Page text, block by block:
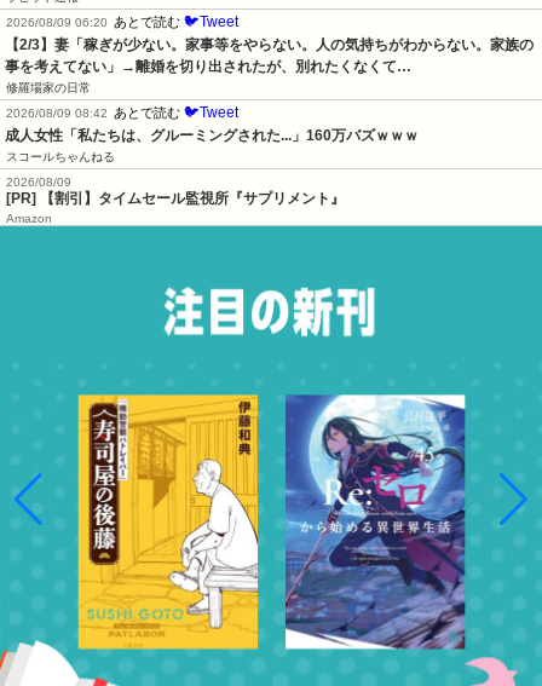
2026/08/09 06:20
あとで読む 🐦Tweet
【2/3】妻「稼ぎが少ない。家事等をやらない。人の気持ちがわからない。家族の
事を考えてない」→離婚を切り出されたが、別れたくなくて…
修羅場家の日常
2026/08/09 08:42
あとで読む 🐦Tweet
成人女性「私たちは、グルーミングされた...」160万バズｗｗｗ
スコールちゃんねる
2026/08/09
[PR] 【割引】タイムセール監視所『サプリメント』
Amazon